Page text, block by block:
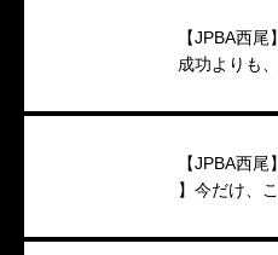
【JPBA西
成功よりも
【JPBA西
】今だけ、